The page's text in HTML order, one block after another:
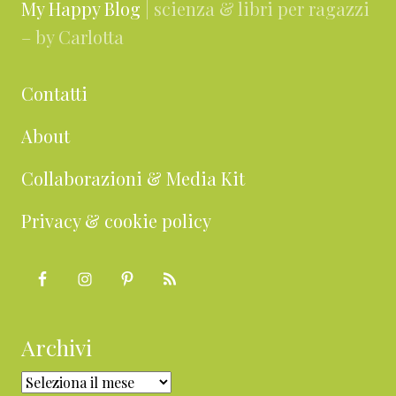
My Happy Blog | scienza & libri per ragazzi
– by Carlotta
Contatti
About
Collaborazioni & Media Kit
Privacy & cookie policy
Archivi
Archivi